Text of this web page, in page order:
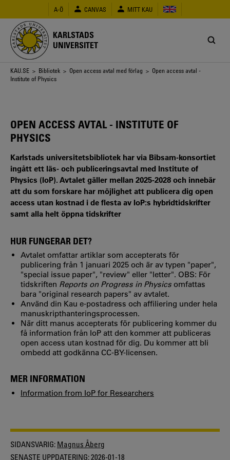
huvudinnehåll
A-Ö CANVAS MITT KAU
KARLSTADS
UNIVERSITET
Länkstig
KAU.SE > Bibliotek > Open access avtal med förlag > Open access avtal -
Institute of Physics
OPEN ACCESS AVTAL - INSTITUTE OF
PHYSICS
Karlstads universitetsbibliotek har via Bibsam-konsortiet
ingått ett läs- och publiceringsavtal med Institute of
Physics (IoP). Avtalet gäller mellan 2025-2028 och innebär
att du som forskare har möjlighet att publicera dig open
access utan kostnad i de flesta av IoP:s hybridtidskrifter
samt alla helt öppna tidskrifter
HUR FUNGERAR DET?
Avtalet omfattar artiklar som accepterats för
publicering från 1 januari 2025 och är av typen "paper",
"special issue paper", "review" eller "letter". OBS: För
tidskriften Reports on Progress in Physics omfattas
bara "original research papers" av avtalet.
Använd din Kau e-postadress och affiliering under hela
manuskripthanteringsprocessen.
När ditt manus accepterats för publicering kommer du
få information från IoP att den kommer att publiceras
open access utan kostnad för dig. Du kommer att bli
ombedd att godkänna CC-BY-licensen.
MER INFORMATION
Information from IoP for Researchers
SIDANSVARIG: Magnus Åberg
SENASTE UPPDATERING:2026-01-18